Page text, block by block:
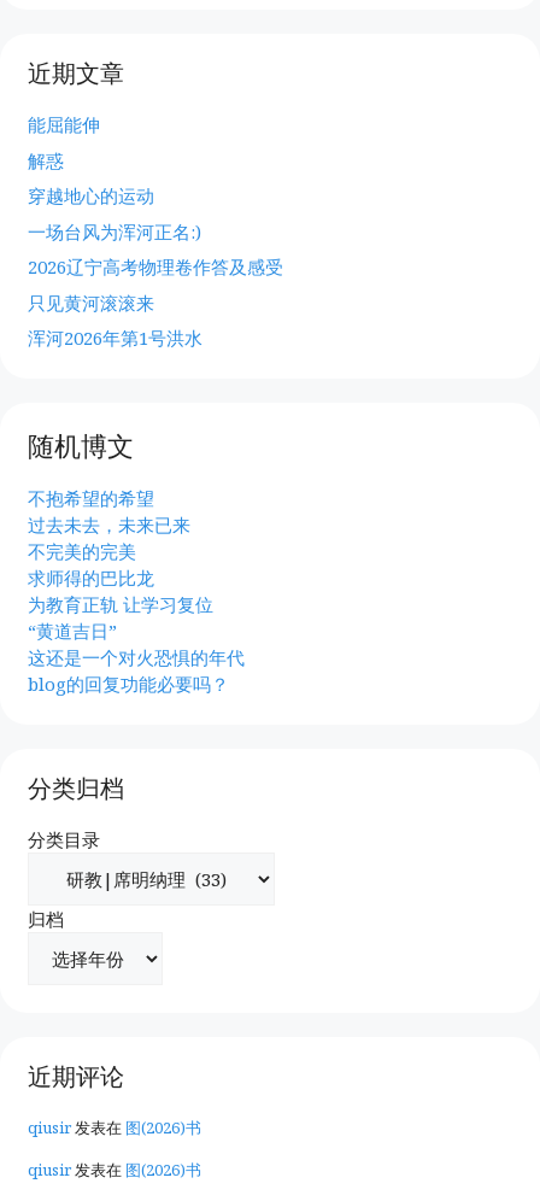
近期文章
能屈能伸
解惑
穿越地心的运动
一场台风为浑河正名:)
2026辽宁高考物理卷作答及感受
只见黄河滚滚来
浑河2026年第1号洪水
随机博文
不抱希望的希望
过去未去，未来已来
不完美的完美
求师得的巴比龙
为教育正轨 让学习复位
“黄道吉日”
这还是一个对火恐惧的年代
blog的回复功能必要吗？
分类归档
分类目录
归档
近期评论
qiusir发表在 图(2026)书
qiusir发表在 图(2026)书